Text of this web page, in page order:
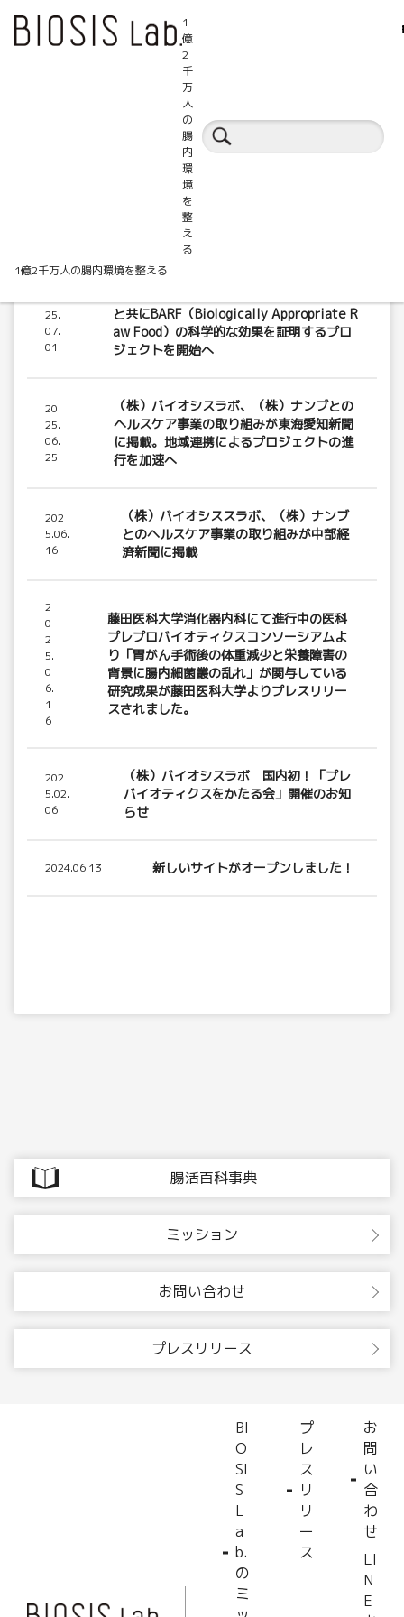
1
億
2
千
万
人
の
腸
内
環
境
を
整
え
る
1億2千万人の腸内環境を整える
BIOSIS.Labからのお知らせ
25.
07.
01
と共にBARF（Biologically Appropriate R
aw Food）の科学的な効果を証明するプロ
ジェクトを開始へ
20
25.
06.
25
（株）バイオシスラボ、（株）ナンブとの
ヘルスケア事業の取り組みが東海愛知新聞
に掲載。地域連携によるプロジェクトの進
行を加速へ
202
5.06.
16
（株）バイオシススラボ、（株）ナンブ
とのヘルスケア事業の取り組みが中部経
済新聞に掲載
2
0
2
5.
0
6.
1
6
藤田医科大学消化器内科にて進行中の医科
プレプロバイオティクスコンソーシアムよ
り「胃がん手術後の体重減少と栄養障害の
背景に腸内細菌叢の乱れ」が関与している
研究成果が藤田医科大学よりプレスリリー
スされました。
202
5.02.
06
（株）バイオシスラボ 国内初！「プレ
バイオティクスをかたる会」開催のお知
らせ
2024.06.13 新しいサイトがオープンしました！
腸活百科事典
ミッション
お問い合わせ
プレスリリース
BI
O
SI
S
L
a
b.
の
ミ
プ
レ
ス
リ
リ
ー
ス
お
問
い
合
わ
せ
LI
N
E